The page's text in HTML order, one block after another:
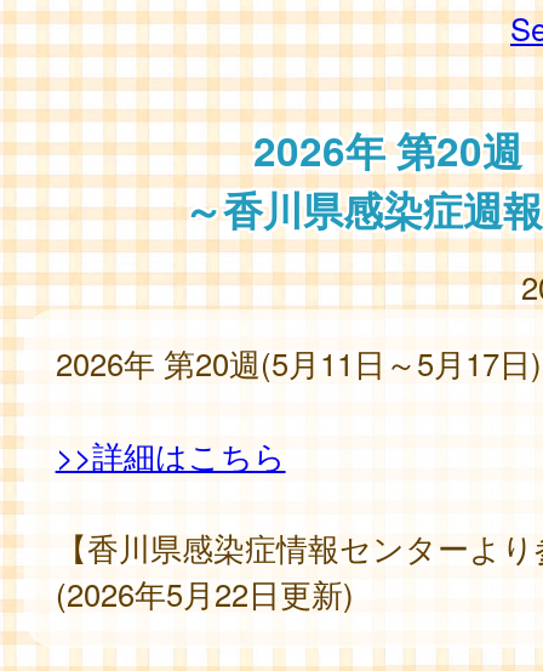
2026年 第20週
～香川県感染症週
2026年 第20週(5月11日～5月17日)
>>詳細はこちら
【香川県感染症情報センターよ
(2026年5月22日更新)